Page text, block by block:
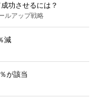
功させるには？
ルアップ戦略
減
が該当